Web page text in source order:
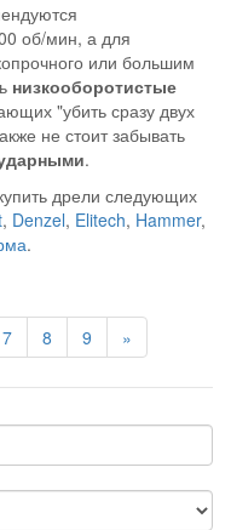
об/мин, а для
или большим
низкооборотистые
"убить сразу двух
не стоит забывать
.
дрели следующих
, Denzel, Elitech, Hammer,
.
7 8 9 »